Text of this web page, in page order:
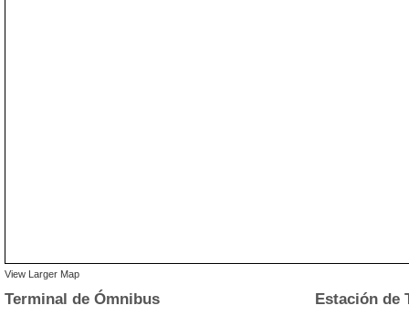
View Larger Map
Terminal de Ómnibus Estación de